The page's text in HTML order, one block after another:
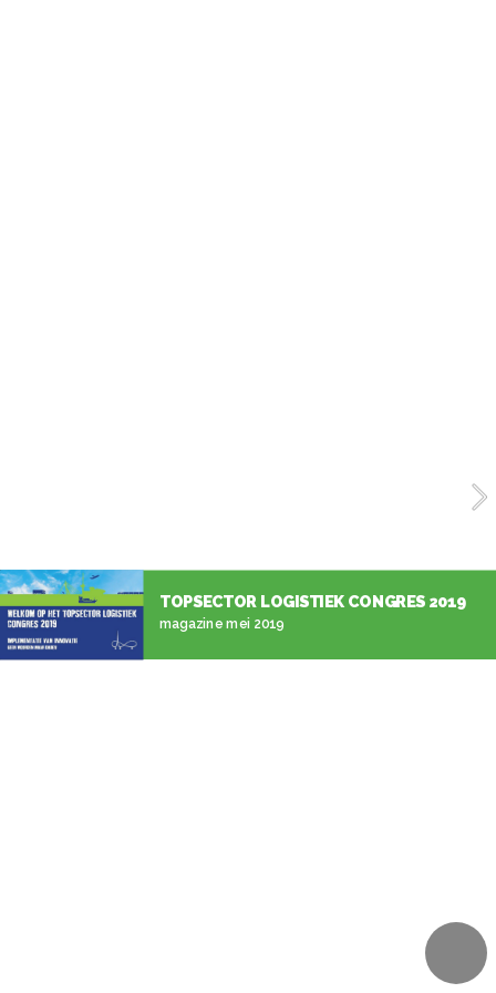
TOPSECTOR LOGISTIEK CONGRES 2019
magazine mei 2019